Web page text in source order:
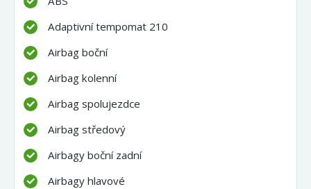
Adaptivní tempomat 210
Airbag boční
Airbag kolenní
Airbag spolujezdce
Airbag středový
Airbagy boční zadní
Airbagy hlavové